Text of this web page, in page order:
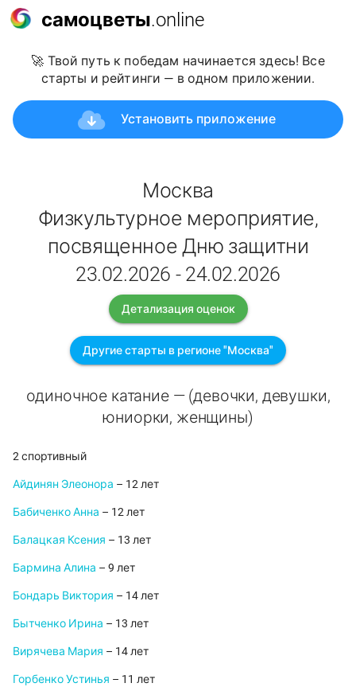
самоцветы.online
🚀 Твой путь к победам начинается здесь! Все
старты и рейтинги — в одном приложении.
Установить приложение
Москва
Физкультурное мероприятие,
посвященное Дню защитни
23.02.2026 - 24.02.2026
Детализация оценок
Другие старты в регионе "Москва"
одиночное катание — (девочки, девушки,
юниорки, женщины)
2 спортивный
Айдинян Элеонора – 12 лет
Бабиченко Анна – 12 лет
Балацкая Ксения – 13 лет
Бармина Алина – 9 лет
Бондарь Виктория – 14 лет
Бытченко Ирина – 13 лет
Вирячева Мария – 14 лет
Горбенко Устинья – 11 лет